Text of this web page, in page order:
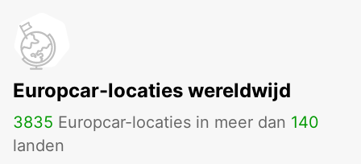
Europcar-locaties wereldwijd
3835 Europcar-locaties in meer dan 140
landen